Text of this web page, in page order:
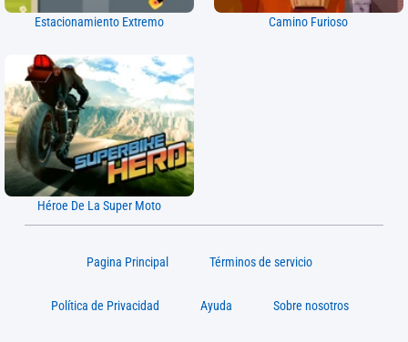
Estacionamiento Extremo Camino Furioso
Héroe De La Super Moto
Pagina Principal Términos de servicio
Política de Privacidad Ayuda Sobre nosotros